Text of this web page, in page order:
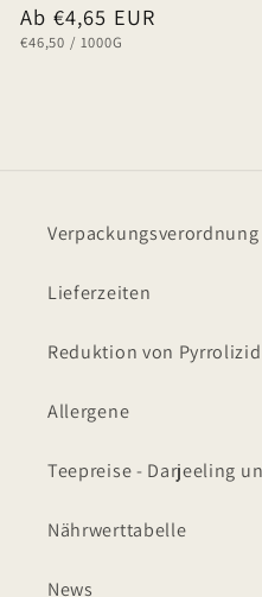
Normaler
Preis
Ab €4,65 EUR
GRUNDPREIS
€46,50 / PRO
1000G
Verpackungsverordnung
Lieferzeiten
Reduktion von
Allergene
Teepreise - Darjeeling
Nährwerttabelle
News